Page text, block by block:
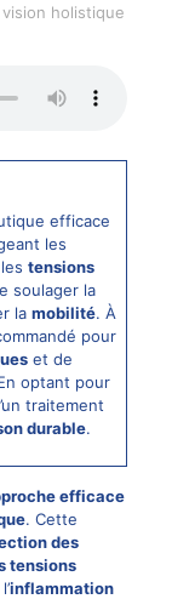
holistique
efficace
les
tensions
soulager la
lamobilité. À
pour
et de
optant pour
traitement
durable.
efficace
. Cette
des
tensions
inflammation